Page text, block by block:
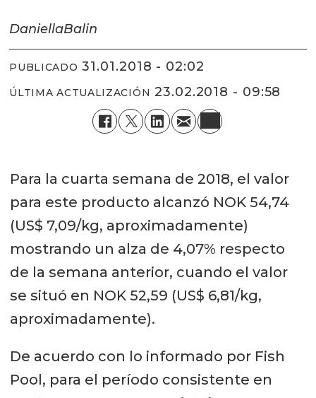
DaniellaBalin
PUBLICADO 31.01.2018 - 02:02
ÚLTIMA ACTUALIZACIÓN 23.02.2018 - 09:58
Para la cuarta semana de 2018, el valor
para este producto alcanzó NOK 54,74
(US$ 7,09/kg, aproximadamente)
mostrando un alza de 4,07% respecto
de la semana anterior, cuando el valor
se situó en NOK 52,59 (US$ 6,81/kg,
aproximadamente).
De acuerdo con lo informado por Fish
Pool, para el período consistente en